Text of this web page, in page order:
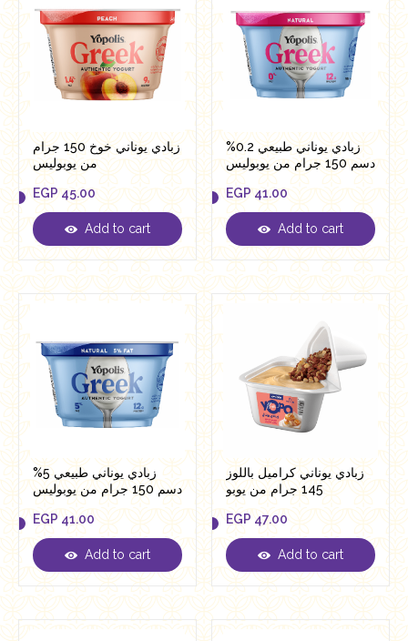
زبادي يوناني خوخ 150 جرام
من يوبوليس
EGP 45.00
EGP 45.00
Add to cart
زبادي يوناني طبيعي 0.2%
دسم 150 جرام من يوبوليس
EGP 41.00
EGP 41.00
Add to cart
زبادي يوناني طبيعي 5%
دسم 150 جرام من يوبوليس
EGP 41.00
EGP 41.00
Add to cart
زبادي يوناني كراميل باللوز
145 جرام من يوبو
EGP 47.00
EGP 47.00
Add to cart